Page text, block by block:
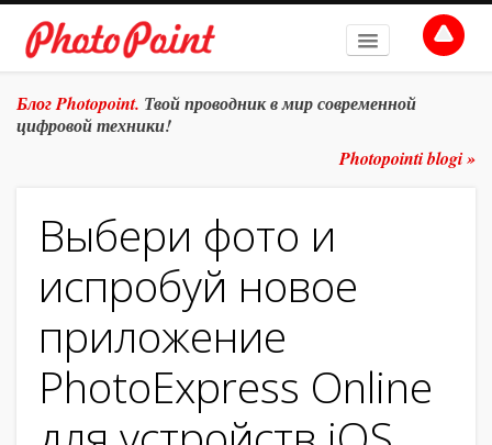
НА ГЛАВНУЮ
ТЕМЫ
АРХИВ
Блог Photopoint. Твой проводник в мир современной
цифровой техники!
Photopointi blogi »
Выбери фото и
испробуй новое
приложение
PhotoExpress Online